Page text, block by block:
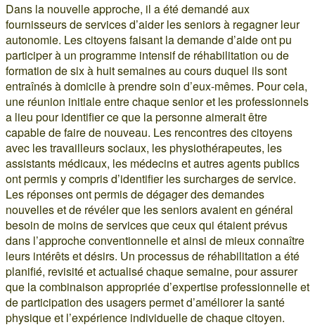
Dans la nouvelle approche, il a été demandé aux
fournisseurs de services d’aider les seniors à regagner leur
autonomie. Les citoyens faisant la demande d’aide ont pu
participer à un programme intensif de réhabilitation ou de
formation de six à huit semaines au cours duquel ils sont
entraînés à domicile à prendre soin d’eux-mêmes. Pour cela,
une réunion initiale entre chaque senior et les professionnels
a lieu pour identifier ce que la personne aimerait être
capable de faire de nouveau. Les rencontres des citoyens
avec les travailleurs sociaux, les physiothérapeutes, les
assistants médicaux, les médecins et autres agents publics
ont permis y compris d’identifier les surcharges de service.
Les réponses ont permis de dégager des demandes
nouvelles et de révéler que les seniors avaient en général
besoin de moins de services que ceux qui étaient prévus
dans l’approche conventionnelle et ainsi de mieux connaître
leurs intérêts et désirs. Un processus de réhabilitation a été
planifié, revisité et actualisé chaque semaine, pour assurer
que la combinaison appropriée d’expertise professionnelle et
de participation des usagers permet d’améliorer la santé
physique et l’expérience individuelle de chaque citoyen.